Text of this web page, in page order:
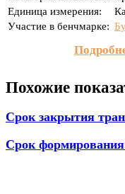
Единица измерения:
Участие в бенчмарке:
Похожие
Срок закрытия
Срок формирования